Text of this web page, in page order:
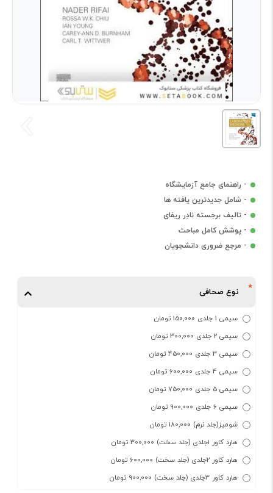
- راهنمای جامع آزمایشگاه
- شامل جدیدترین یافته ها
- تالیف برجسته نادِر ریفای
- پوشش کامل مباحث
- مرجع ضروری دانشجویان
نوع صحافی
سیمی 1 جلدی 150,000 تومان
سیمی 2 جلدی 300,000 تومان
سیمی 3 جلدی 450,000 تومان
سیمی 4 جلدی 600,000 تومان
سیمی 5 جلدی 750,000 تومان
سیمی 6 جلدی 900,000 تومان
شومیز(جلد نرم) 180,000 تومان
هارد کاور 1جلدی (جلد سخت) 300,000 تومان
هارد کاور 2جلدی (جلد سخت) 600,000 تومان
هارد کاور 3جلدی (جلد سخت) 900,000 تومان